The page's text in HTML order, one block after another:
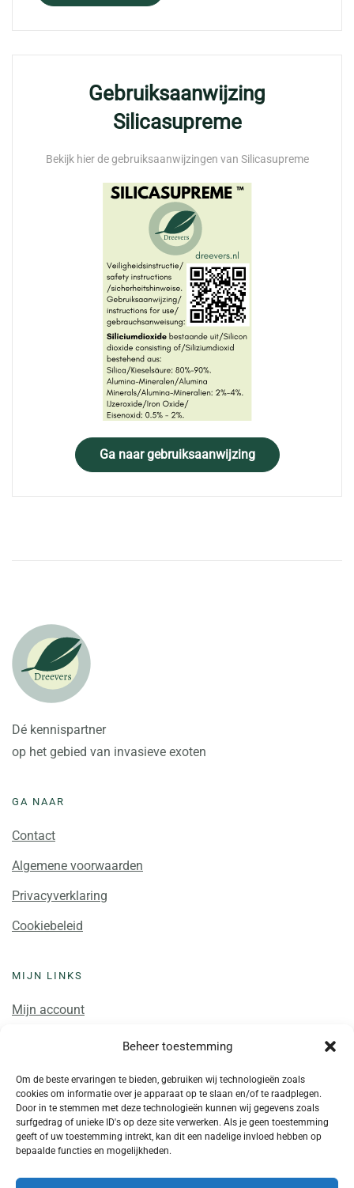
Beheer toestemming
Om de beste ervaringen te bieden, gebruiken wij technologieën zoals
cookies om informatie over je apparaat op te slaan en/of te raadplegen.
Door in te stemmen met deze technologieën kunnen wij gegevens zoals
surfgedrag of unieke ID's op deze site verwerken. Als je geen toestemming
geeft of uw toestemming intrekt, kan dit een nadelige invloed hebben op
bepaalde functies en mogelijkheden.
Gebruiksaanwijzing
Silicasupreme
Bekijk hier de gebruiksaanwijzingen van Silicasupreme
Ga naar gebruiksaanwijzing
Dé kennispartner
op het gebied van invasieve exoten
GA NAAR
Contact
Algemene voorwaarden
Privacyverklaring
Cookiebeleid
MIJN LINKS
Mijn account